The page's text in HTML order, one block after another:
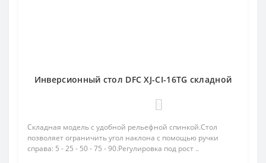
Инверсионный стол DFC XJ-CI-16TG складной
Складная модель с удобной рельефной спинкой.Стол
позволяет ограничить угол наклона с помощью ручки
справа: 5 - 25 - 50 - 75 - 90.Регулировка под рост ..